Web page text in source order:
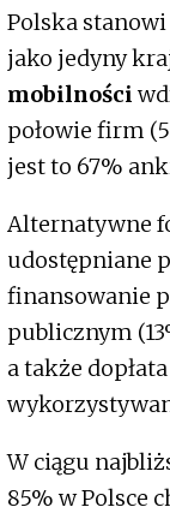
Polska
jako jedyny
mobilności
połowie firm
jest to 67%
Alternatywne
udostępniane
finansowanie
publicznym
a także
W ciągu
85% w Polsce